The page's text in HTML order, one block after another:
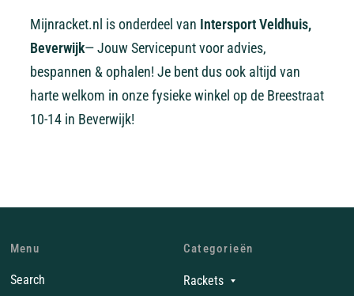
Mijnracket.nl is onderdeel van Intersport Veldhuis,
Beverwijk— Jouw Servicepunt voor advies,
bespannen & ophalen! Je bent dus ook altijd van
harte welkom in onze fysieke winkel op de Breestraat
10-14 in Beverwijk!
Menu
Search
Categorieën
Rackets